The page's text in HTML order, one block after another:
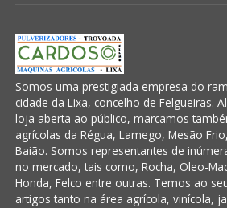
Somos uma prestigiada empresa do
cidade da Lixa, concelho de Felgueiras.
loja aberta ao público, marcamos
agrícolas da Régua, Lamego, Mesão
Baião. Somos representantes de
no mercado, tais como, Rocha, Oleo-
Honda, Felco entre outras. Temos ao
artigos tanto na área agrícola, vinícola,